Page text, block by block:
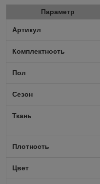
Параметр
Артикул
Комплектность
Пол
Сезон
Ткань
Плотность
Цвет